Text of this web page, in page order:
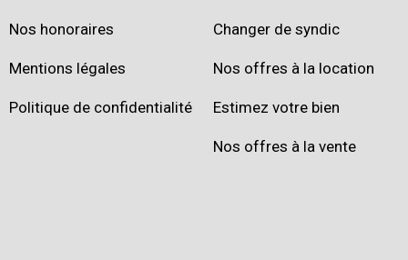
Nos honoraires
Mentions légales
Politique de confidentialité
Changer de syndic
Nos offres à la location
Estimez votre bien
Nos offres à la vente